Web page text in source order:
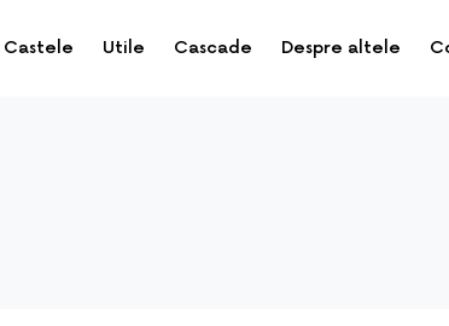
Castele Utile Cascade Despre altele